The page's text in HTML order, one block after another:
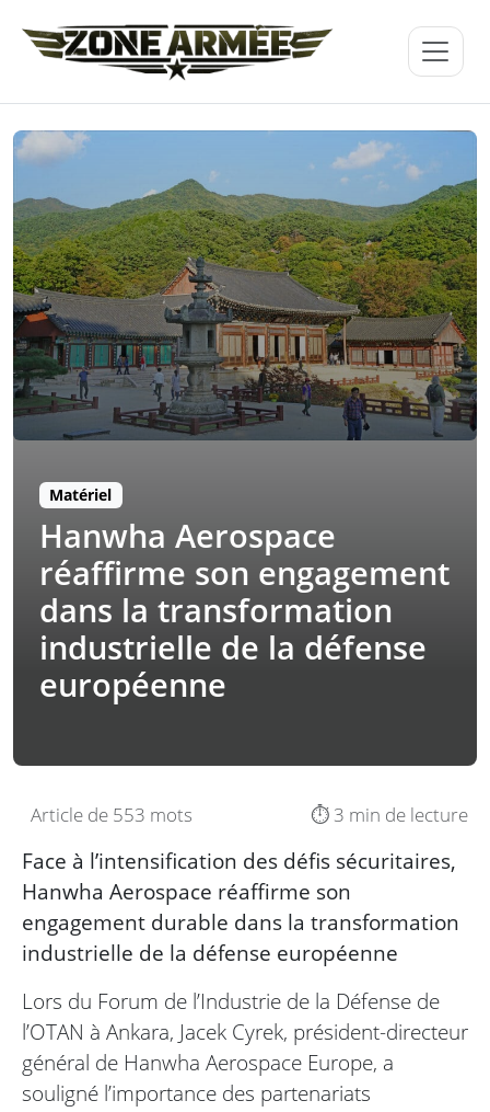
Matériel
Hanwha Aerospace
réaffirme son engagement
dans la transformation
industrielle de la défense
européenne
Article de 553 mots ⏱️ 3 min de lecture
Face à l’intensification des défis sécuritaires,
Hanwha Aerospace réaffirme son
engagement durable dans la transformation
industrielle de la défense européenne
Lors du Forum de l’Industrie de la Défense de
l’OTAN à Ankara, Jacek Cyrek, président-directeur
général de Hanwha Aerospace Europe, a
souligné l’importance des partenariats